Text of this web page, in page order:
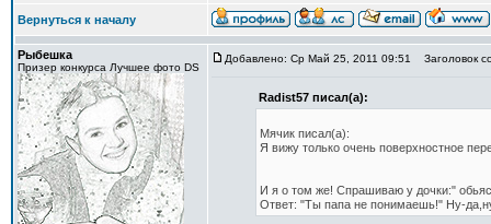
Вернуться к началу
Рыбешка
Призер конкурса Лучшее фото DS
Добавлено: Ср Май 25, 2011 09:51 Заголовок
Radist57 писал(а):
Мячик писал(а):
Я вижу только очень поверхностное
И я о том же! Спрашиваю у дочки:"
Ответ: "Ты папа не понимаешь!" Ну-